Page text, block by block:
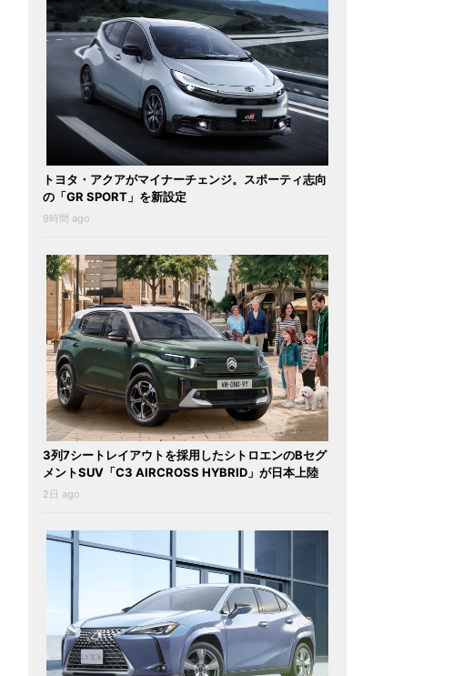
トヨタ・アクアがマイナーチェンジ。スポーティ志向
の「GR SPORT」を新設定
9時間 ago
3列7シートレイアウトを採用したシトロエンのBセグ
メントSUV「C3 AIRCROSS HYBRID」が日本上陸
2日 ago